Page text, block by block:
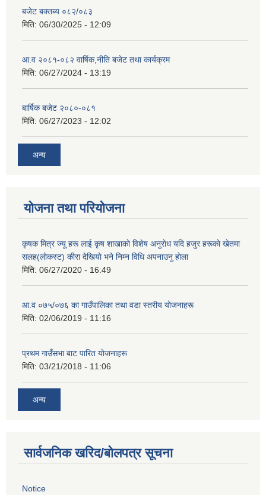
बजेट बक्तब्य ०८२/०८३
मिति: 06/30/2025 - 12:09
आ.व २०८१-०८२ वार्षिक,नीति बजेट तथा कार्यक्रम
मिति: 06/27/2024 - 13:19
बार्षिक बजेट २०८०-०८१
मिति: 06/27/2023 - 12:02
अन्य
योजना तथा परियोजना
कृषक मित्र ज्यू हरू लाई कृष शाखाकाे विशेष अनुराेध यदि हजुर हरूकाे खेतमा
सलह(लाेकस्ट) कीरा देखियाे भने निम्न विधि अपनाउनु हाेला
मिति: 06/27/2020 - 16:49
आ‍.व ०७५/०७६ का गाउँपालिका तथा वडा स्तरीय याेजनाहरू
मिति: 02/06/2019 - 11:16
प्रथम गाउँसभा बाट पारित याेजनाहरू
मिति: 03/21/2018 - 11:06
अन्य
सार्वजनिक खरिद/बोलपत्र सूचना
Notice